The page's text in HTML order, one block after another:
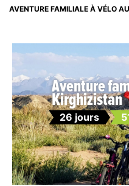
AVENTURE FAMILIALE À VÉLO
Aventure
Kirghizistan
26 jours